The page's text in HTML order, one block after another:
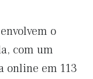
o
com um
online em 113